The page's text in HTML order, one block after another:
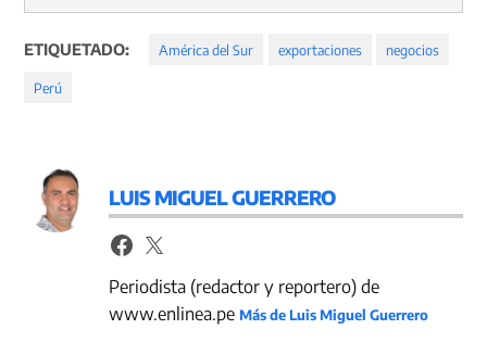
ETIQUETADO: América del Sur exportaciones negocios
Perú
LUIS MIGUEL GUERRERO
Periodista (redactor y reportero) de
www.enlinea.peMás de Luis Miguel Guerrero